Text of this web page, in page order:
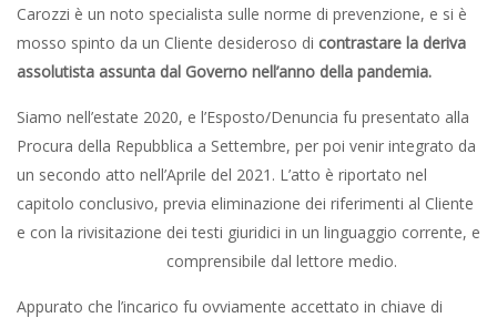
Carozzi è un noto specialista sulle norme di prevenzione, e si è
mosso spinto da un Cliente desideroso di contrastare la deriva
assolutista assunta dal Governo nell’anno della pandemia.
Siamo nell’estate 2020, e l’Esposto/Denuncia fu presentato alla
Procura della Repubblica a Settembre, per poi venir integrato da
un secondo atto nell’Aprile del 2021. L’atto è riportato nel
capitolo conclusivo, previa eliminazione dei riferimenti al Cliente
e con la rivisitazione dei testi giuridici in un linguaggio corrente, e
comprensibile dal lettore medio.
Appurato che l’incarico fu ovviamente accettato in chiave di